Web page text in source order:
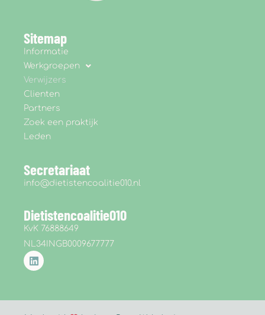
Sitemap
Informatie
Werkgroepen
Verwijzers
Clienten
Partners
Zoek een praktijk
Leden
Secretariaat
info@dietistencoalitie010.nl
Dietistencoalitie010
KvK 76888649
NL34INGB0009677777